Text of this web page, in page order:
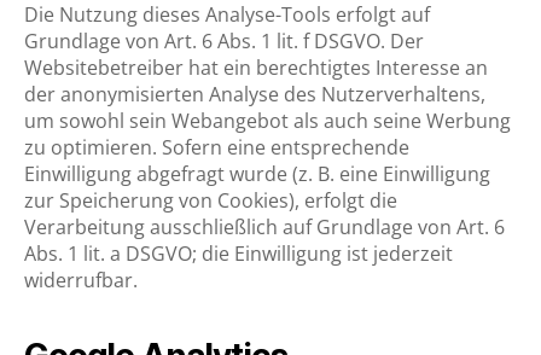
Die Nutzung dieses Analyse-Tools erfolgt auf
Grundlage von Art. 6 Abs. 1 lit. f DSGVO. Der
Websitebetreiber hat ein berechtigtes Interesse an
der anonymisierten Analyse des Nutzerverhaltens,
um sowohl sein Webangebot als auch seine Werbung
zu optimieren. Sofern eine entsprechende
Einwilligung abgefragt wurde (z. B. eine Einwilligung
zur Speicherung von Cookies), erfolgt die
Verarbeitung ausschließlich auf Grundlage von Art. 6
Abs. 1 lit. a DSGVO; die Einwilligung ist jederzeit
widerrufbar.